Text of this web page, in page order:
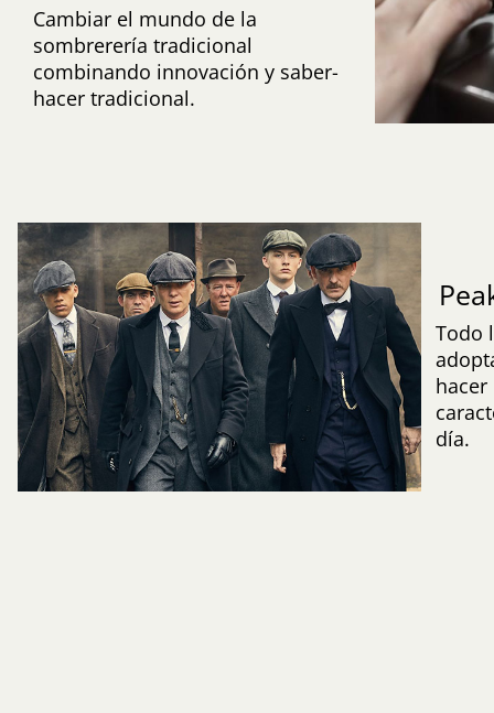
Cambiar el mundo de la
sombrerería tradicional
combinando innovación y saber-
hacer tradicional.
Todo
día.